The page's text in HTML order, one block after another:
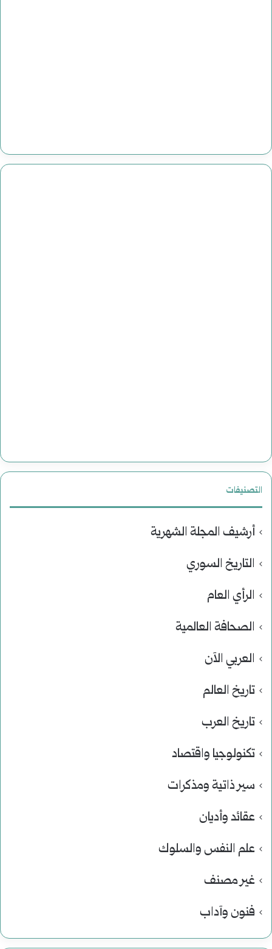
التصنيفات
أرشيف المجلة الشهرية
التاريخ السوري
الرأي العام
الصحافة العالمية
العربي الآن
تاريخ العالم
تاريخ العرب
تكنولوجيا واقتصاد
سير ذاتية ومذكرات
عقائد وأديان
علم النفس والسلوك
غير مصنف
فنون وآداب